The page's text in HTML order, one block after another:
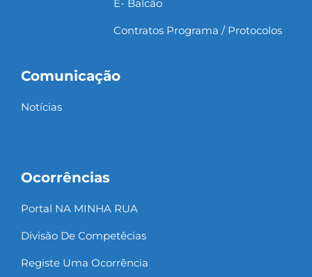
E- Balcão
Contratos Programa / Protocolos
Comunicação
Notícias
Ocorrências
Portal NA MINHA RUA
Divisão De Competêcias
Registe Uma Ocorrência